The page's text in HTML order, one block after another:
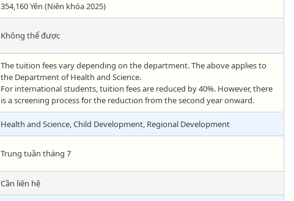
354,160 Yên (Niên khóa 2025)
Không thể được
The tuition fees vary depending on the department. The above applies to
the Department of Health and Science.
For international students, tuition fees are reduced by 40%. However, there
is a screening process for the reduction from the second year onward.
Health and Science, Child Development, Regional Development
Trung tuần tháng 7
Cần liên hệ